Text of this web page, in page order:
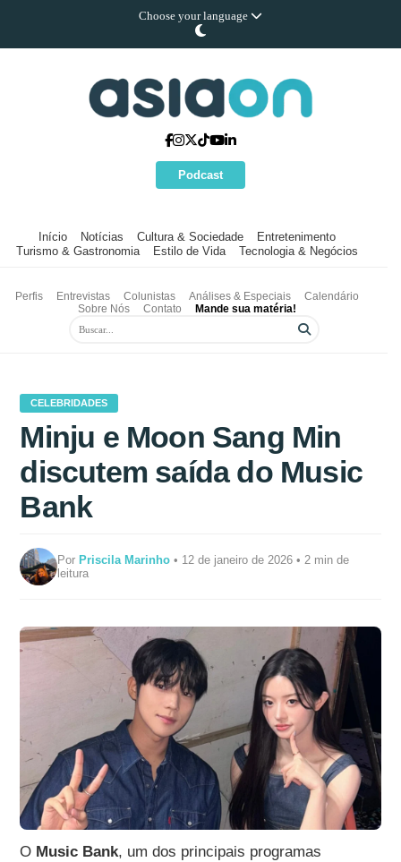
Choose your language
Podcast
Início Notícias Cultura & Sociedade
Entretenimento
Turismo & Gastronomia
Estilo de Vida Tecnologia & Negócios
Perfis Entrevistas Colunistas Análises & Especiais
Calendário
Sobre Nós
Contato Mande sua matéria!
CELEBRIDADES
Minju e Moon Sang Min
discutem saída do Music
Bank
Por Priscila Marinho • 12 de janeiro de 2026 • 2 min de
leitura
O Music Bank, um dos principais programas